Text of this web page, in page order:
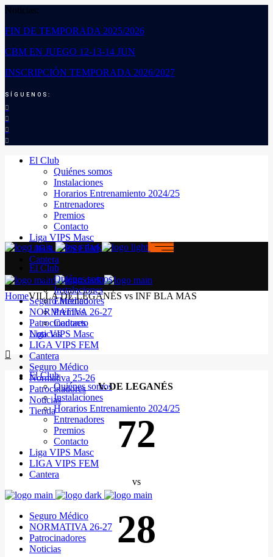
Noticias:
FIN DE TEMPORADA 2025/2026
CBM EN JUEGO 12-13-14 JUN
INSCRIPCIÓN TEMPORADA 2026/2027
SÍGUENOS:
El Club
Quiénes somos
Instalaciones
Horarios Entrenamiento 2024/25
Entrenadores
Premios
Contacto
Liga VIPS Masc
LIGA VIPS FEM
Cantera
Seguro Médico
NORMATIVA 26-27
Patrocinadores
Noticias
El Club
Quiénes somos
Instalaciones
Horarios Entrenamiento 2024/25
Entrenadores
Premios
Contacto
Liga VIPS Masc
LIGA VIPS FEM
Cantera
Seguro Médico
NORMATIVA 26-27
Patrocinadores
Noticias
El Club
Quiénes somos
Instalaciones
Entrenadores
Premios
Contacto
Liga VIPS Masc
LIGA VIPS FEM
Cantera
Seguro Médico
Normativa 25-26
Patrocinadores
Noticias
Tienda
HomeVILLA DE LEGANÉS vs INF BLA MAS
V. DE LEGANÉS
72
vs
28